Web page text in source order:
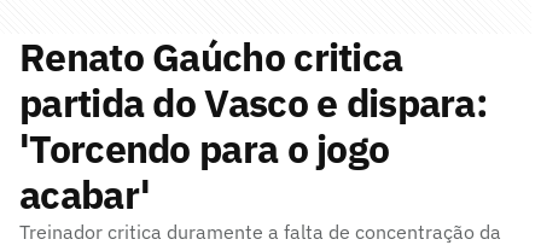
Renato Gaúcho critica
partida do Vasco e dispara:
'Torcendo para o jogo
acabar'
Treinador critica duramente a falta de concentração da